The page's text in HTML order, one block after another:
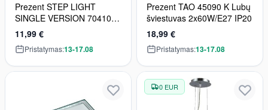
Prezent STEP LIGHT
SINGLE VERSION 70410
Lauko laiptų įmontuojama
švieslentė 1x1W/LED 95lm
IP20
11,99 €
Pristatymas:13-17.08
Prezent TAO 45090 K Lubų
šviestuvas 2x60W/E27 IP20
18,99 €
Pristatymas:13-17.08
0 EUR